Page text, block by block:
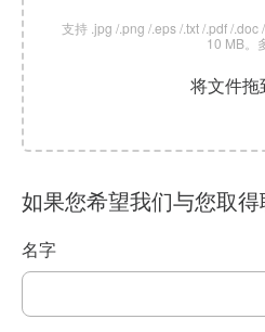
支持 .jpg /.png /.eps /.txt /.pdf /
10 MB。
将文件拖
如果您希望我们与您取
名字